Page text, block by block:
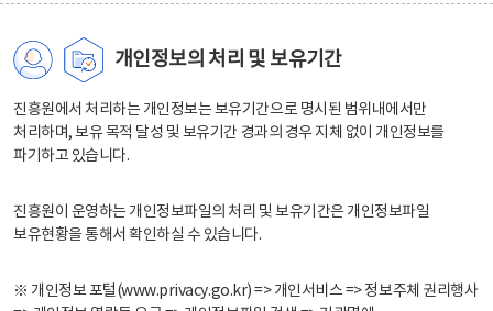
개인정보의 처리 및 보유기간
진흥원에서 처리하는 개인정보는 보유기간으로 명시된 범위내에서만
처리하며, 보유 목적 달성 및 보유기간 경과의 경우 지체 없이 개인정보를
파기하고 있습니다.
진흥원이 운영하는 개인정보파일의 처리 및 보유기간은 개인정보파일
보유현황을 통해서 확인하실 수 있습니다.
※ 개인정보 포털(www.privacy.go.kr) => 개인서비스 => 정보주체 권리행사